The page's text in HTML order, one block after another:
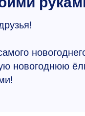
новогоднюю